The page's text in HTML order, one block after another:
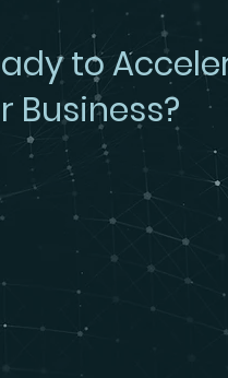
to
Business?